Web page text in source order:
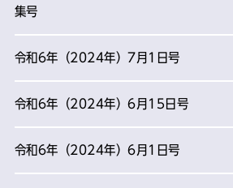
集号
令和6年（2024年）7月1日号
令和6年（2024年）6月15日号
令和6年（2024年）6月1日号